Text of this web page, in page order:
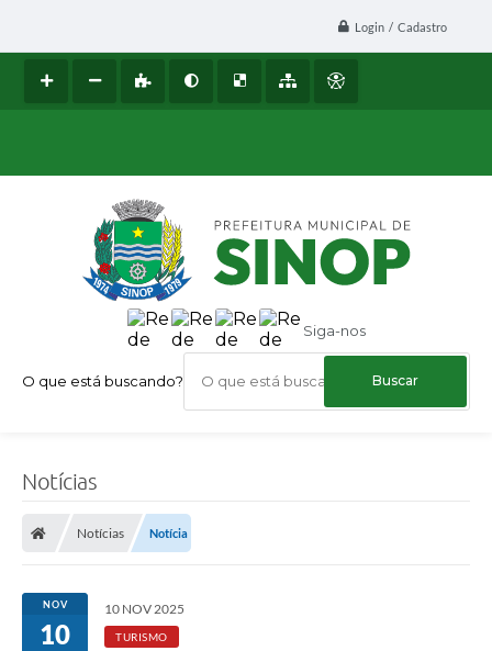
Login / Cadastro
Siga-nos
O que está buscando?
Notícias
Notícias Notícia
NOV
10
10 NOV 2025
TURISMO